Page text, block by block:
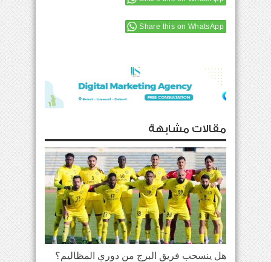
Share this on WhatsApp
مقالات مشابهة
هل ينسحب فريق البرج من دوري المظاليم؟